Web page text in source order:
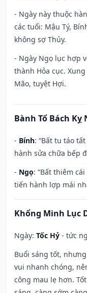
- Ngày này thuộc
các tuổi: Mậu Tý,
không sợ Thủy.
- Ngày Ngọ lục hợp
thành Hỏa cục.
Mão, tuyệt Hợi.
Bành Tổ Bách Kỵ
- Bính: “Bất tu táo
hành sửa chữa bếp
- Ngọ: “Bất thiêm
tiến hành lợp mái
Khổng Minh Lục
Ngày: Tốc Hỷ - tức
Buổi sáng tốt,
vui nhanh chóng,
công mau lẹ hơn.